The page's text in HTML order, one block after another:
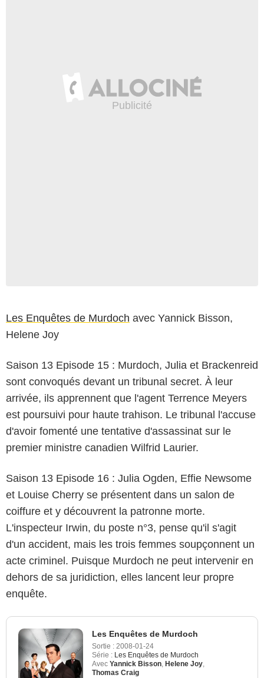
Les Enquêtes de Murdoch avec Yannick Bisson,
Helene Joy
Saison 13 Episode 15 : Murdoch, Julia et Brackenreid
sont convoqués devant un tribunal secret. À leur
arrivée, ils apprennent que l'agent Terrence Meyers
est poursuivi pour haute trahison. Le tribunal l'accuse
d'avoir fomenté une tentative d'assassinat sur le
premier ministre canadien Wilfrid Laurier.
Saison 13 Episode 16 : Julia Ogden, Effie Newsome
et Louise Cherry se présentent dans un salon de
coiffure et y découvrent la patronne morte.
L'inspecteur Irwin, du poste n°3, pense qu'il s'agit
d'un accident, mais les trois femmes soupçonnent un
acte criminel. Puisque Murdoch ne peut intervenir en
dehors de sa juridiction, elles lancent leur propre
enquête.
Les Enquêtes de Murdoch
Sortie : 2008-01-24
Série : Les Enquêtes de Murdoch
Avec Yannick Bisson, Helene Joy,
Thomas Craig